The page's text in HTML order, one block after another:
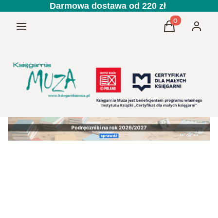
Darmowa dostawa od 220 zł
Menu Produkty w
Koszyk